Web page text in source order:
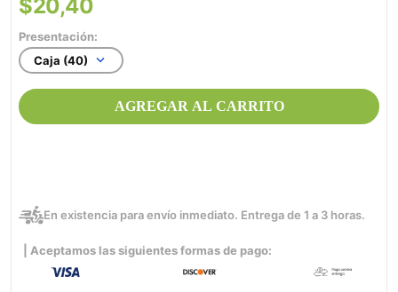
$20,40
Presentación:
Caja (40)
AGREGAR AL CARRITO
En existencia para envío inmediato. Entrega de 1 a 3 horas.
| Aceptamos las siguientes formas de pago: